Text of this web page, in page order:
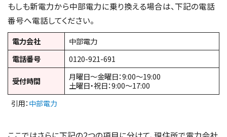
もしも新電力から中部電力に乗り換える場合は、下記の電話
番号へ電話してください。
電力会社
中部電力
電話番号
0120-921-691
受付時間
月曜日～金曜日：9:00～19:00
土曜日・祝日：9:00～17:00
引用： 中部電力